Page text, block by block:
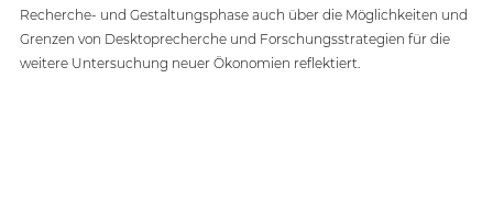
Recherche- und Gestaltungsphase auch über die Möglichkeiten und
Grenzen von Desktoprecherche und Forschungsstrategien für die
weitere Untersuchung neuer Ökonomien reflektiert.